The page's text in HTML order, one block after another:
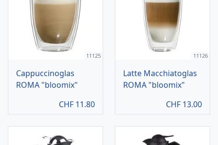
11125
Cappuccinoglas
ROMA "bloomix"
CHF 11.80
11126
Latte Macchiatoglas
ROMA "bloomix"
CHF 13.00